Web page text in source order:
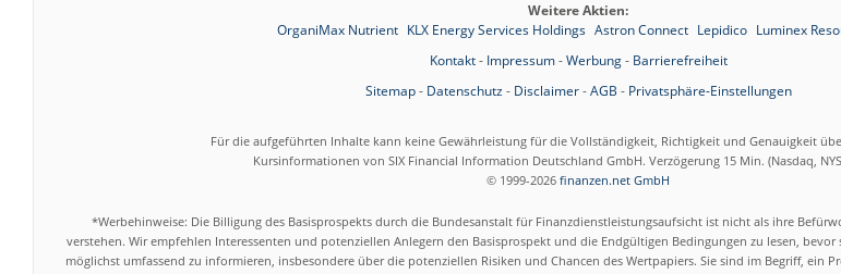
Weitere Aktien:
OrganiMax Nutrient KLX Energy Services Holdings Astron Connect Lepidico Luminex
Kontakt- Impressum-Werbung- Barrierefreiheit
Sitemap- Datenschutz- Disclaimer-AGB - Privatsphäre-Einstellungen
Für die aufgeführten Inhalte kann keine Gewährleistung für die Vollständigkeit, Richtigkeit und Genauigkeit
Kursinformationen von SIX Financial Information Deutschland GmbH. Verzögerung 15 Min. (Nasdaq,
© 1999-2026 finanzen.net GmbH
*Werbehinweise: Die Billigung des Basisprospekts durch die Bundesanstalt für Finanzdienstleistungsaufsicht ist nicht als ihre
verstehen. Wir empfehlen Interessenten und potenziellen Anlegern den Basisprospekt und die Endgültigen Bedingungen zu lesen,
möglichst umfassend zu informieren, insbesondere über die potenziellen Risiken und Chancen des Wertpapiers. Sie sind im Begriff, ein